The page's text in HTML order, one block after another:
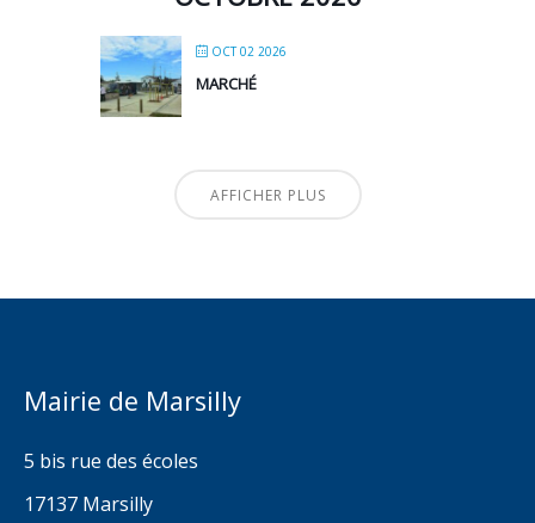
OCT 02 2026
MARCHÉ
AFFICHER PLUS
Mairie de Marsilly
5 bis rue des écoles
17137 Marsilly